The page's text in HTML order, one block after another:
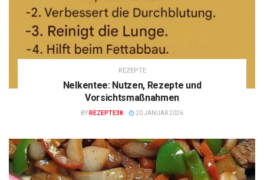
REZEPTE
Nelkentee: Nutzen, Rezepte und
Vorsichtsmaßnahmen
BY REZEPTE38 20 JANUAR 2026